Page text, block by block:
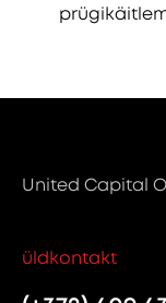
United Capital
üldkontakt